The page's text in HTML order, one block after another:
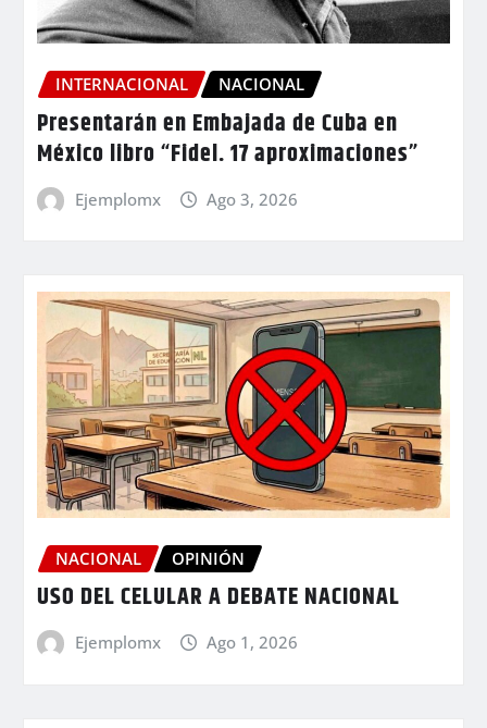
INTERNACIONAL NACIONAL
Presentarán en Embajada de Cuba en
México libro “Fidel. 17 aproximaciones”
Ejemplomx Ago 3, 2026
NACIONAL OPINIÓN
USO DEL CELULAR A DEBATE NACIONAL
Ejemplomx Ago 1, 2026